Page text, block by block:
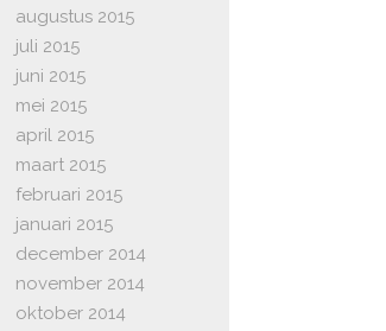
augustus 2015
juli 2015
juni 2015
mei 2015
april 2015
maart 2015
februari 2015
januari 2015
december 2014
november 2014
oktober 2014